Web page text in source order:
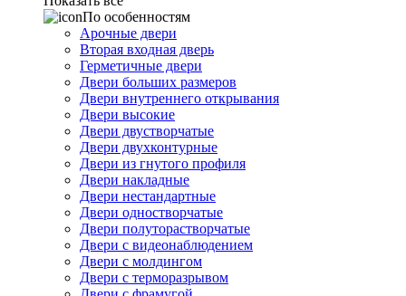
По особенностям
Арочные двери
Вторая входная дверь
Герметичные двери
Двери больших размеров
Двери внутреннего открывания
Двери высокие
Двери двустворчатые
Двери двухконтурные
Двери из гнутого профиля
Двери накладные
Двери нестандартные
Двери одностворчатые
Двери полуторастворчатые
Двери с видеонаблюдением
Двери с молдингом
Двери с терморазрывом